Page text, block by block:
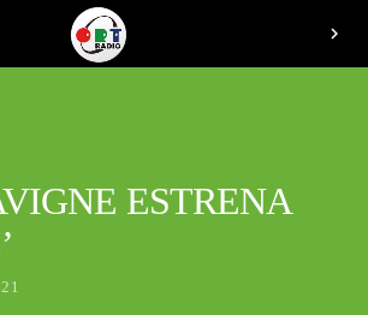
chevron_right
ESTRENA